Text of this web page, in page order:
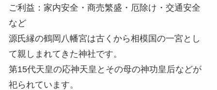
ご利益：家内安全・商売繁盛・ 厄除け ・交通安全
など
源氏縁の鶴岡八幡宮は古くから相模国の一宮とし
て親しまれてきた神社です。
第15代天皇の応神天皇とその母の神功皇后などが
祀られています。